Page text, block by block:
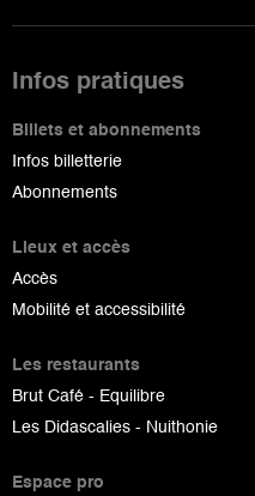
Infos pratiques
Billets et abonnements
Infos billetterie
Abonnements
Lieux et accès
Accès
Mobilité et accessibilité
Les restaurants
Brut Café - Equilibre
Les Didascalies - Nuithonie
Espace pro